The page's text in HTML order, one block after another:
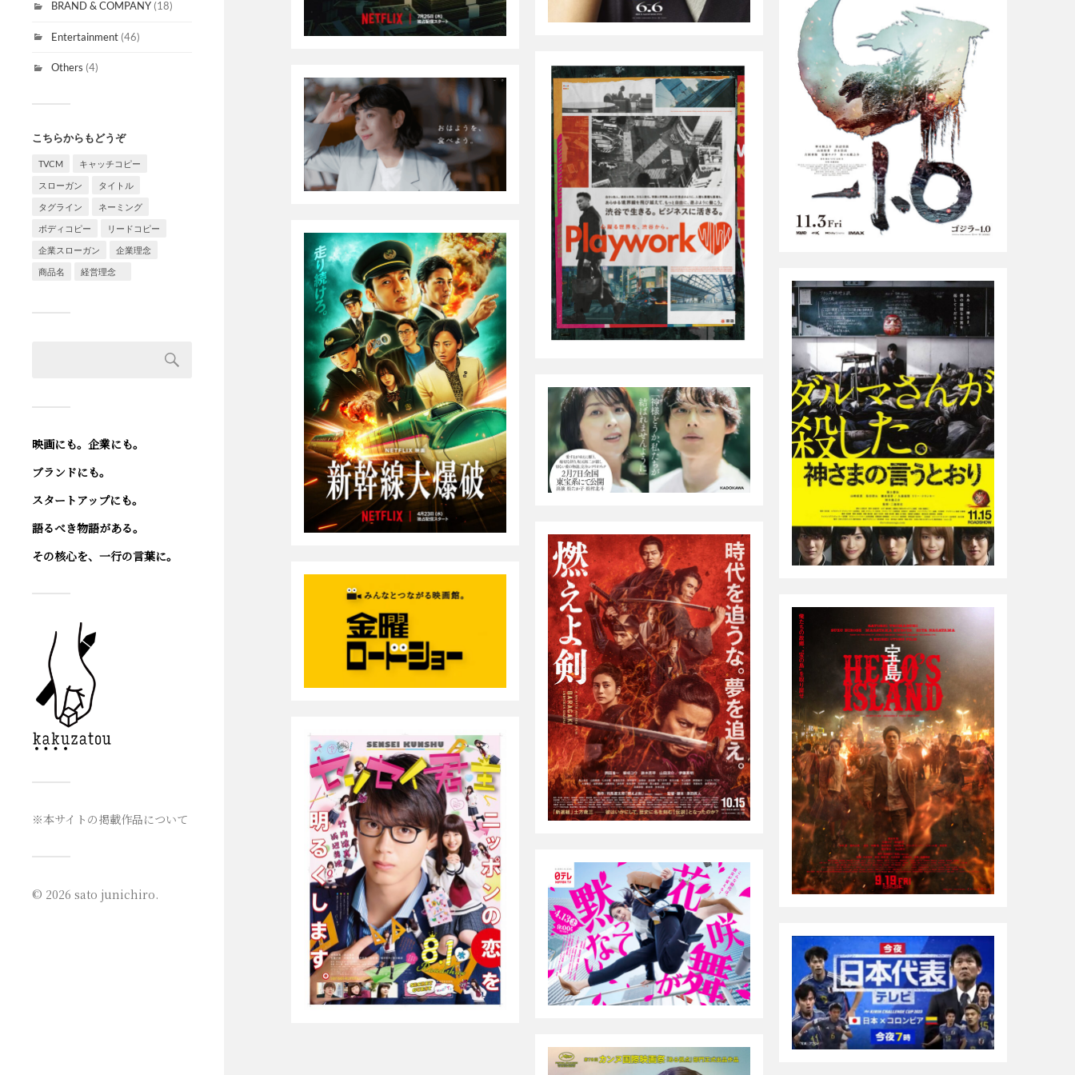
BRAND & COMPANY (18)
Entertainment (46)
Others (4)
こちらからもどうぞ
TVCM キャッチコピー
スローガン タイトル
タグライン ネーミング
ボディコピー リードコピー
企業スローガン 企業理念
商品名 経営理念
映画にも。企業にも。
ブランドにも。
スタートアップにも。
語るべき物語がある。
その核心を、一行の言葉に。
※本サイトの掲載作品について
© 2026 sato junichiro.